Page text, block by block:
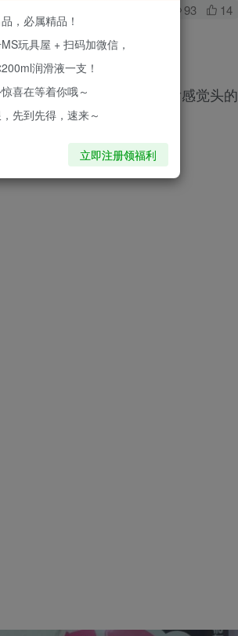
93 14
进口润滑液！
很难进去会在滑。 进去后感觉头的
，必属精品！
玩具屋 + 扫码加微信，
润滑液一支！
喜在等着你哦～
先到先得，速来～
立即注册领福利